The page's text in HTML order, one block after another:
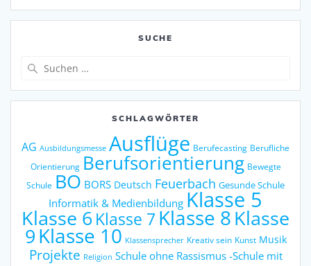
SUCHE
SCHLAGWÖRTER
AG Ausbildungsmesse Ausflüge Berufecasting Berufliche
Orientierung Berufsorientierung Bewegte
Schule BO BORS Deutsch Feuerbach Gesunde Schule
Informatik & Medienbildung Klasse 5
Klasse 6Klasse 7 Klasse 8Klasse
9Klasse 10 Klassensprecher Kreativ sein Kunst Musik
Projekte Religion Schule ohne Rassismus -Schule mit